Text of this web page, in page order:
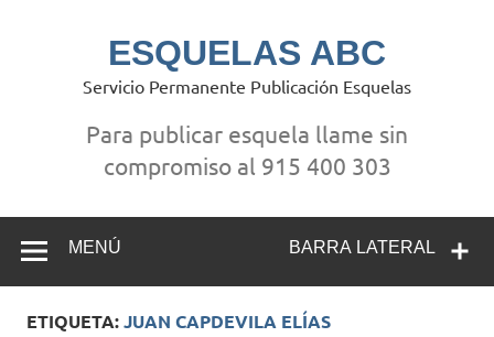
ESQUELAS ABC
Servicio Permanente Publicación Esquelas
Para publicar esquela llame sin
compromiso al 915 400 303
BARRA LATERAL
MENÚ
ETIQUETA:JUAN CAPDEVILA ELÍAS